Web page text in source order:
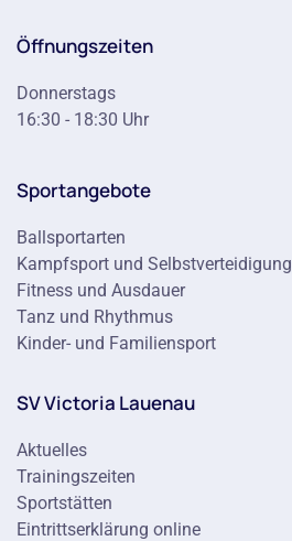
Öffnungszeiten
Donnerstags
16:30 - 18:30 Uhr
Sportangebote
Ballsportarten
Kampfsport und Selbstverteidigung
Fitness und Ausdauer
Tanz und Rhythmus
Kinder- und Familiensport
SV Victoria Lauenau
Aktuelles
Trainingszeiten
Sportstätten
Eintrittserklärung online